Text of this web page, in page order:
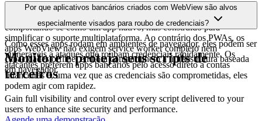
Um aplicativo móvel WebView é uma aplicação web que roda em
um ambiente de navegador dentro de um dispositivo móvel,
comportando-se como um app nativo, mas construído para
simplificar o suporte multiplataforma. Ao contrário dos PWAs, os
apps WebView não exigem service worker completo nem
capacidades offline, embora compartilhem a infraestrutura baseada
em navegador.
Por que aplicativos bancários criados com WebView são alvos
especialmente visados para roubo de credenciais?
Como esses apps rodam em ambientes de navegador, eles podem ser
vulneráveis a ataques que roubam credenciais rapidamente. Os
atacantes preferem apps bancários pelo acesso direto a contas
financeiras e, uma vez que as credenciais são comprometidas, eles
podem agir com rapidez.
Monitore e proteja seus scripts de
terceiros
Gain full visibility and control over every script delivered to your
users to enhance site security and performance.